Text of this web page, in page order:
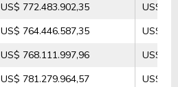
US$ 772.483.902,35
US$
US$ 764.446.587,35
US$
US$ 768.111.997,96
US$
US$ 781.279.964,57
US$